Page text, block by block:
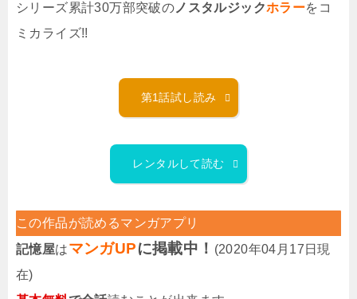
シリーズ累計30万部突破の ノスタルジックホラーをコ
ミカライズ!!
第1話試し読み
レンタルして読む
この作品が読めるマンガアプリ
記憶屋はマンガUPに掲載中！ (2020年04月17日現
在)